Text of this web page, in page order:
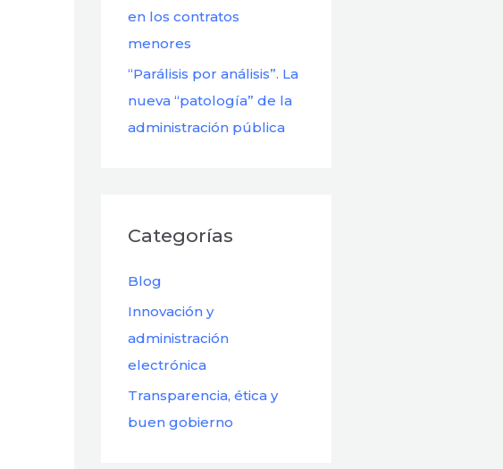
en los contratos
menores
“Parálisis por análisis”. La
nueva “patología” de la
administración pública
Categorías
Blog
Innovación y
administración
electrónica
Transparencia, ética y
buen gobierno